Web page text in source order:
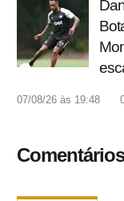
07/08/26 às 19:48
Comentários